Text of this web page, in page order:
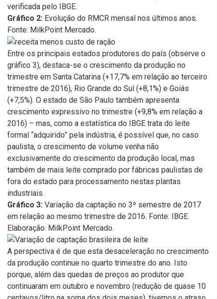
verificada pelo IBGE.
Gráfico 2: Evolução do RMCR mensal nos últimos anos.
Fonte: MilkPoint Mercado.
Entre os principais estados produtores do país (observe o
gráfico 3), destaca-se o crescimento da produção no
trimestre em Santa Catarina (+17,7% em relação ao terceiro
trimestre de 2016), Rio Grande do Sul (+8,1%) e Goiás
(+7,5%). O estado de São Paulo também apresenta
crescimento expressivo no trimestre (+9,8% em relação a
2016) – mas, como a estatística do IBGE trata do leite
formal “adquirido” pela indústria, é possível que, no caso
paulista, o crescimento de volume venha não
exclusivamente do crescimento da produção local, mas
também de mais leite comprado por fábricas paulistas de
fora do estado para processamento nestas plantas
industriais.
Gráfico 3: Variação da captação no 3º semestre de 2017
em relação ao mesmo trimestre de 2016. Fonte: IBGE.
Elaboração: MilkPoint Mercado.
A perspectiva é de que esta desaceleração no crescimento
da produção continue no quarto trimestre do ano. Isto
porque, além das quedas de preços ao produtor que
continuaram em outubro e novembro (redução de quase 10